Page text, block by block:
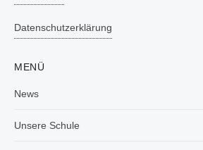
Datenschutzerklärung
MENÜ
News
Unsere Schule